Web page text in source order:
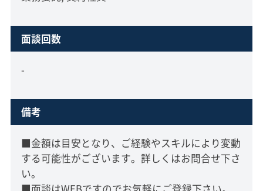
面談回数
-
備考
■金額は目安となり、ご経験やスキルにより変動
する可能性がございます。詳しくはお問合せ下さ
い。